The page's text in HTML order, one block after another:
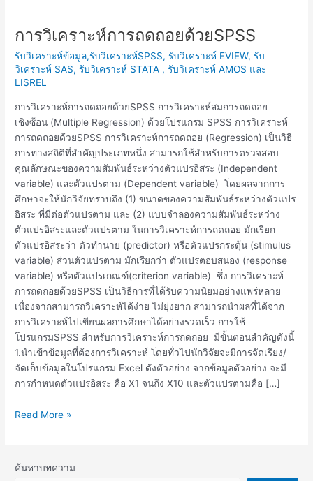
การวิเคราะห์การถดถอยด้วยSPSS
รับวิเคราะห์ข้อมูล,รับวิเคราะห์SPSS, รับวิเคราะห์ EVIEW, รับ
วิเคราะห์ SAS, รับวิเคราะห์ STATA , รับวิเคราะห์ AMOS และ
LISREL
การวิเคราะห์การถดถอยด้วยSPSS การวิเคราะห์สมการถดถอย
เชิงซ้อน (Multiple Regression) ด้วยโปรแกรม SPSS การวิเคราะห์
การถดถอยด้วยSPSS การวิเคราะห์การถดถอย (Regression) เป็นวิธี
การทางสถิติที่สำคัญประเภทหนึ่ง สามารถใช้สำหรับการตรวจสอบ
คุณลักษณะของความสัมพันธ์ระหว่างตัวแปรอิสระ (Independent
variable) และตัวแปรตาม (Dependent variable) โดยผลจากการ
ศึกษาจะให้นักวิจัยทราบถึง (1) ขนาดของความสัมพันธ์ระหว่างตัวแปร
อิสระ ที่มีต่อตัวแปรตาม และ (2) แบบจําลองความสัมพันธ์ระหว่าง
ตัวแปรอิสระและตัวแปรตาม ในการวิเคราะห์การถดถอย มักเรียก
ตัวแปรอิสระว่า ตัวทํานาย (predictor) หรือตัวแปรกระตุ้น (stimulus
variable) ส่วนตัวแปรตาม มักเรียกว่า ตัวแปรตอบสนอง (response
variable) หรือตัวแปรเกณฑ์(criterion variable) ซึ่ง การวิเคราะห์
การถดถอยด้วยSPSS เป็นวิธีการที่ได้รับความนิยมอย่างแพร่หลาย
เนื่องจากสามารถวิเคราะห์ได้ง่าย ไม่ยุ่งยาก สามารถนำผลที่ได้จาก
การวิเคราะห์ไปเขียนผลการศึกษาได้อย่างรวดเร็ว การใช้
โปรแกรมSPSS สำหรับการวิเคราะห์การถดถอย มีขั้นตอนสำคัญดังนี้
1.นำเข้าข้อมูลที่ต้องการวิเคราะห์ โดยทั่วไปนักวิจัยจะมีการจัดเรียง/
จัดเก็บข้อมูลในโปรแกรม Excel ดังตัวอย่าง จากข้อมูลตัวอย่าง จะมี
การกำหนดตัวแปรอิสระ คือ X1 จนถึง X10 และตัวแปรตามคือ […]
การ
การ
ถดถอย
Read More »
ค้นหาบทความ